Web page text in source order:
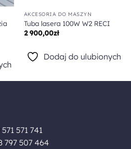
AKCESORIA DO MASZYN
Tuba lasera 100W W2 RECI
2 900,00zł
Dodaj do ulubionych
571 741
797 507 464